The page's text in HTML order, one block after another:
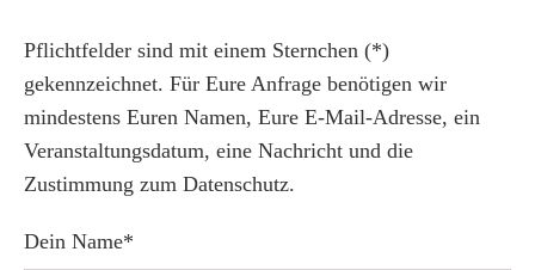
Pflichtfelder sind mit einem Sternchen (*)
gekennzeichnet. Für Eure Anfrage benötigen wir
mindestens Euren Namen, Eure E-Mail-Adresse, ein
Veranstaltungsdatum, eine Nachricht und die
Zustimmung zum Datenschutz.
Dein Name*